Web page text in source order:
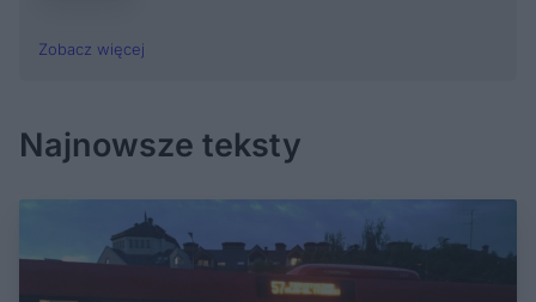
Zobacz więcej
Najnowsze teksty